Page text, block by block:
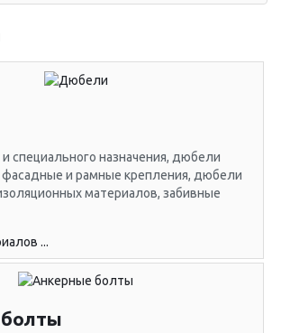
специального назначения, дюбели
фасадные и рамные крепления, дюбели
материалов, забивные
...